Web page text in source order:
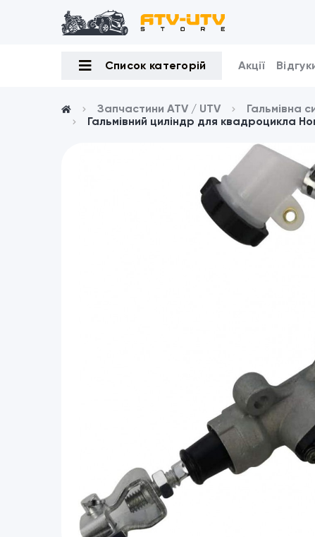
Список категорій Акції
Запчастини ATV / UTV Гальмівна
Гальмівний циліндр для квадроцикла